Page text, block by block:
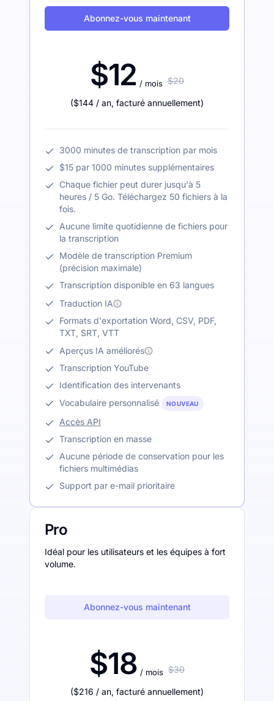
Abonnez-vous maintenant
$12 / mois $20
($144 / an, facturé annuellement)
3000 minutes de transcription par mois
$15 par 1000 minutes supplémentaires
Chaque fichier peut durer jusqu'à 5
heures / 5 Go. Téléchargez 50 fichiers à la
fois.
Aucune limite quotidienne de fichiers pour
la transcription
Modèle de transcription Premium
(précision maximale)
Transcription disponible en 63 langues
Traduction IA
Formats d'exportation Word, CSV, PDF,
TXT, SRT, VTT
Aperçus IA améliorés
Transcription YouTube
Identification des intervenants
Vocabulaire personnalisé
NOUVEAU
Accès API
Transcription en masse
Aucune période de conservation pour les
fichiers multimédias
Support par e-mail prioritaire
Pro
Idéal pour les utilisateurs et les équipes à fort
volume.
Abonnez-vous maintenant
$18 / mois $30
($216 / an, facturé annuellement)